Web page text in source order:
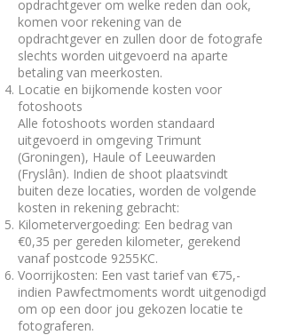
opdrachtgever om welke reden dan ook,
komen voor rekening van de
opdrachtgever en zullen door de fotografe
slechts worden uitgevoerd na aparte
betaling van meerkosten.
Locatie en bijkomende kosten voor
fotoshoots
Alle fotoshoots worden standaard
uitgevoerd in omgeving Trimunt
(Groningen), Haule of Leeuwarden
(Fryslân). Indien de shoot plaatsvindt
buiten deze locaties, worden de volgende
kosten in rekening gebracht:
Kilometervergoeding: Een bedrag van
€0,35 per gereden kilometer, gerekend
vanaf postcode 9255KC.
Voorrijkosten: Een vast tarief van €75,-
indien Pawfectmoments wordt uitgenodigd
om op een door jou gekozen locatie te
fotograferen.